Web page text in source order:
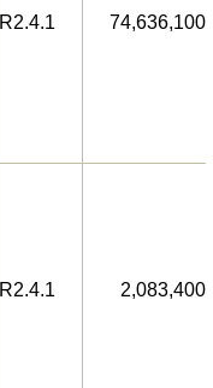
R2.4.1 74,636,100
R2.4.1 2,083,400